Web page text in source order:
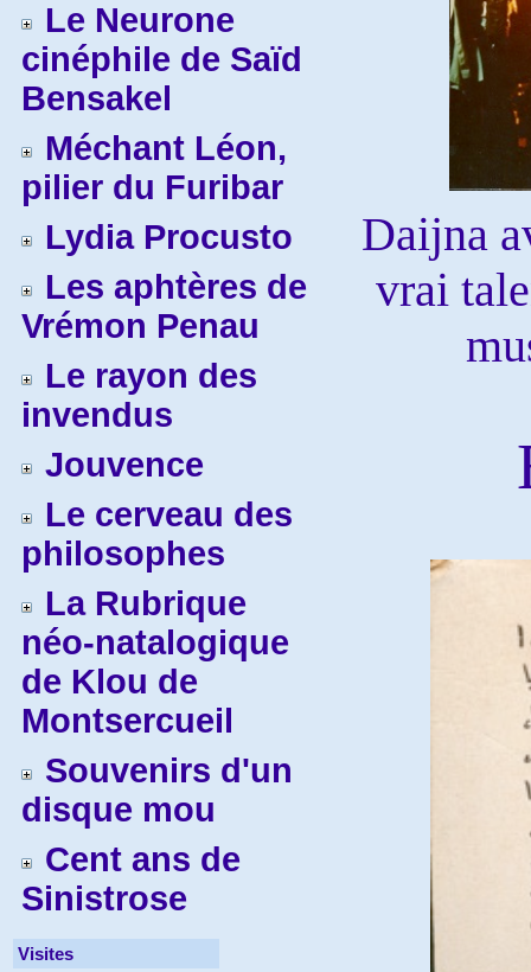
Le Neurone
cinéphile de Saïd
Bensakel
Méchant Léon,
pilier du Furibar
Lydia Procusto
Les aphtères de
Vrémon Penau
Le rayon des
invendus
Jouvence
Le cerveau des
philosophes
La Rubrique
néo-natalogique
de Klou de
Montsercueil
Souvenirs d'un
disque mou
Cent ans de
Sinistrose
Visites
Daijna
vrai